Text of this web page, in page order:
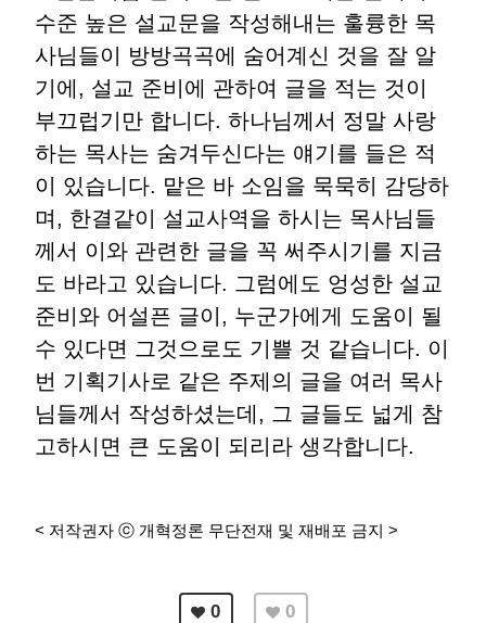
수준 높은 설교문을 작성해내는 훌륭한 목
사님들이 방방곡곡에 숨어계신 것을 잘 알
기에, 설교 준비에 관하여 글을 적는 것이
부끄럽기만 합니다. 하나님께서 정말 사랑
하는 목사는 숨겨두신다는 얘기를 들은 적
이 있습니다. 맡은 바 소임을 묵묵히 감당하
며, 한결같이 설교사역을 하시는 목사님들
께서 이와 관련한 글을 꼭 써주시기를 지금
도 바라고 있습니다. 그럼에도 엉성한 설교
준비와 어설픈 글이, 누군가에게 도움이 될
수 있다면 그것으로도 기쁠 것 같습니다. 이
번 기획기사로 같은 주제의 글을 여러 목사
님들께서 작성하셨는데, 그 글들도 넓게 참
고하시면 큰 도움이 되리라 생각합니다.
< 저작권자 ⓒ 개혁정론 무단전재 및 재배포 금지 >
0 0